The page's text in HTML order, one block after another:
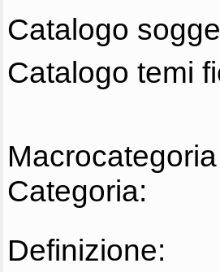
Catalogo
Catalogo temi
Categoria:
Definizione: